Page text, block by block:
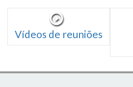
Vídeos de reuniões